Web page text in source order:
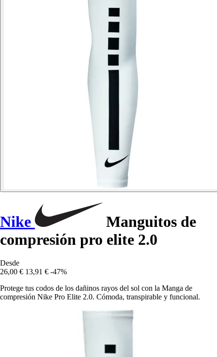
Nike
Manguitos de
compresión pro elite 2.0
Desde
26,00 € 13,91 € -47%
Protege tus codos de los dañinos rayos del sol con la Manga de
compresión Nike Pro Elite 2.0. Cómoda, transpirable y funcional.